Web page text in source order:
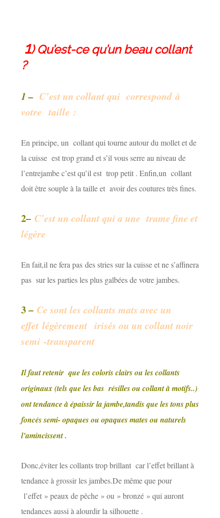
1) Qu’est-ce qu’un beau collant
?
1– C’est un collant qui correspond à
votre taille :
En principe, un collant qui tourne autour du mollet et de
la cuisse est trop grand et s’il vous serre au niveau de
l’entrejambe c’est qu’il est trop petit . Enfin,un collant
doit être souple à la taille et avoir des coutures très fines.
2– C’est un collant qui a une trame fine et
légère
En fait,il ne fera pas des stries sur la cuisse et ne s’affinera
pas sur les parties les plus galbées de votre jambes.
3 – Ce sont les collants mats avec un
effet légèrement irisés ou un collant noir
semi -transparent
Il faut retenir que les coloris clairs ou les collants
originaux (tels que les bas résilles ou collant à motifs..)
ont tendance à épaissir la jambe,tandis que les tons plus
foncés semi- opaques ou opaques mates ou naturels
l’amincissent .
Donc,éviter les collants trop brillant car l’effet brillant à
tendance à grossir les jambes.De même que pour
l’effet » peaux de pêche » ou » bronzé » qui auront
tendances aussi à alourdir la silhouette .